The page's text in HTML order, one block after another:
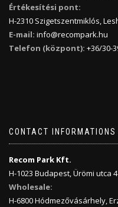
Értékesítési pont:
H-2310 Szigetszentmiklós,
E-mail: info@recompark.hu
Telefon (központ): +36/30-
CONTACT INFORMATIONS
Recom Park Kft.
H-1023 Budapest, Ürömi utca
Wholesale:
H-6800 Hódmezővásárhely,